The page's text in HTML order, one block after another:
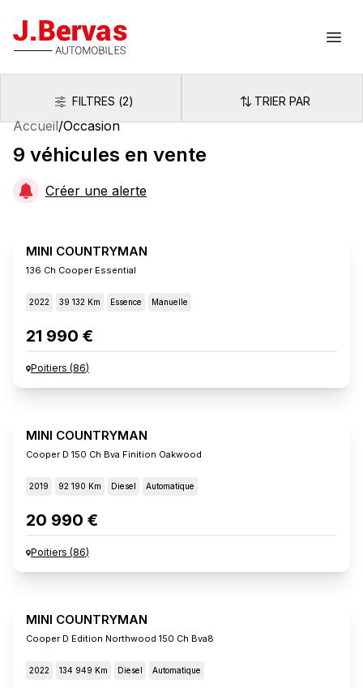
J.Bervas
FiltresFILTRES (2) Trier par
TRIER PAR
Accueil/Occasion
9 véhicules en vente
Créer une alerte
MINI COUNTRYMAN
136 Ch Cooper Essential
2022 39 132 Km Essence Manuelle
21 990 €
Poitiers (86)
MINI COUNTRYMAN
Cooper D 150 Ch Bva Finition Oakwood
2019 92 190 Km Diesel Automatique
20 990 €
Poitiers (86)
MINI COUNTRYMAN
Cooper D Edition Northwood 150 Ch Bva8
2022 134 949 Km Diesel Automatique